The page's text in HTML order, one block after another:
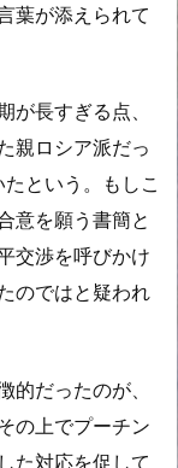
葉が添えられて
長すぎる点、
親ロシア派だっ
という。もしこ
意を願う書簡と
交渉を呼びかけ
のではと疑われ
的だったのが、
の上でプーチン
た対応を促して